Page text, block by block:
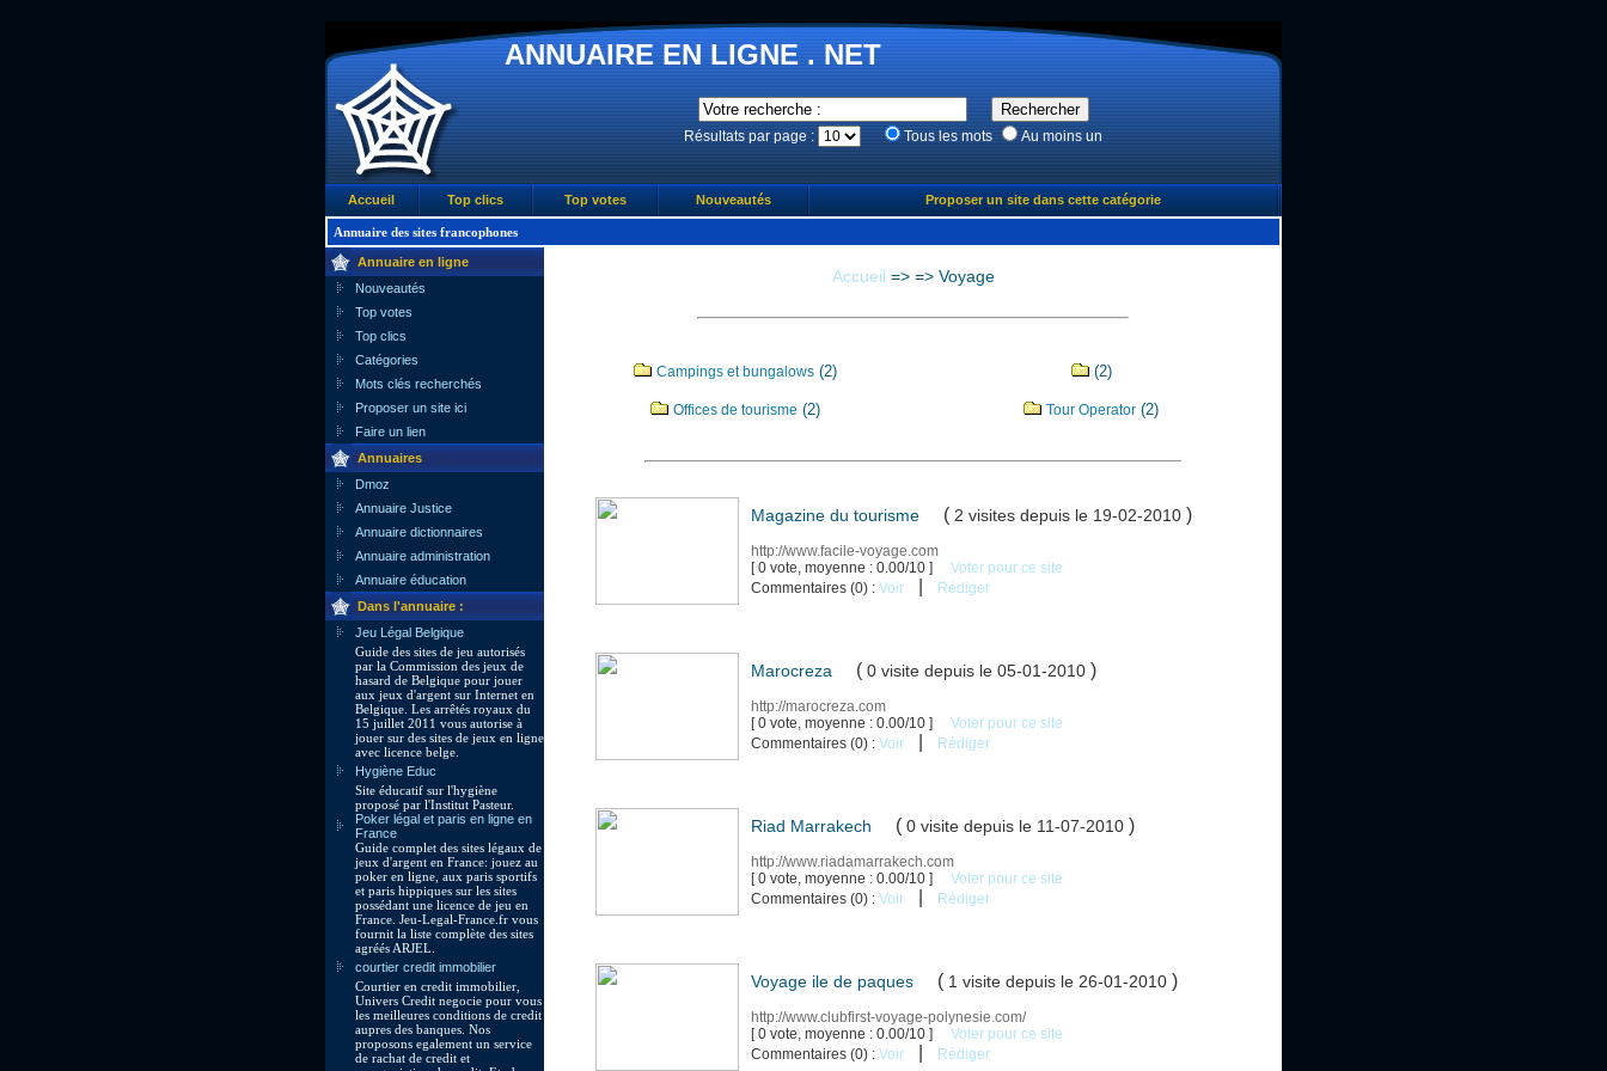
ANNUAIRE EN LIGNE . NET
Résultats par page : Tous les mots Au moins un
Accueil Top clics Top votes Nouveautés Proposer un site dans cette catégorie
Annuaire des sites francophones
Annuaire en ligne
Nouveautés
Top votes
Top clics
Catégories
Mots clés recherchés
Proposer un site ici
Faire un lien
Annuaires
Dmoz
Annuaire Justice
Annuaire dictionnaires
Annuaire administration
Annuaire éducation
Dans l'annuaire :
Jeu Légal Belgique
Guide des sites de jeu autorisés
par la Commission des jeux de
hasard de Belgique pour jouer
aux jeux d'argent sur Internet en
Belgique. Les arrêtés royaux du
15 juillet 2011 vous autorise à
jouer sur des sites de jeux en ligne
avec licence belge.
Hygiène Educ
Site éducatif sur l'hygiène
proposé par l'Institut Pasteur.
Poker légal et paris en ligne en
France
Guide complet des sites légaux de
jeux d'argent en France: jouez au
poker en ligne, aux paris sportifs
et paris hippiques sur les sites
possédant une licence de jeu en
France. Jeu-Legal-France.fr vous
fournit la liste complète des sites
agréés ARJEL.
courtier credit immobilier
Courtier en credit immobilier,
Univers Credit negocie pour vous
les meilleures conditions de credit
aupres des banques. Nos
proposons egalement un service
de rachat de credit et
Accueil => => Voyage
Campings et bungalows (2) (2)
Offices de tourisme (2) Tour Operator (2)
Magazine du tourisme ( 2 visites depuis le 19-02-2010 )
http://www.facile-voyage.com
[ 0 vote, moyenne : 0.00/10 ] Voter pour ce site
Commentaires (0) : Voir Rédiger
Marocreza ( 0 visite depuis le 05-01-2010 )
http://marocreza.com
[ 0 vote, moyenne : 0.00/10 ] Voter pour ce site
Commentaires (0) : Voir Rédiger
Riad Marrakech ( 0 visite depuis le 11-07-2010 )
http://www.riadamarrakech.com
[ 0 vote, moyenne : 0.00/10 ] Voter pour ce site
Commentaires (0) : Voir Rédiger
Voyage ile de paques ( 1 visite depuis le 26-01-2010 )
http://www.clubfirst-voyage-polynesie.com/
[ 0 vote, moyenne : 0.00/10 ] Voter pour ce site
Commentaires (0) : Voir Rédiger